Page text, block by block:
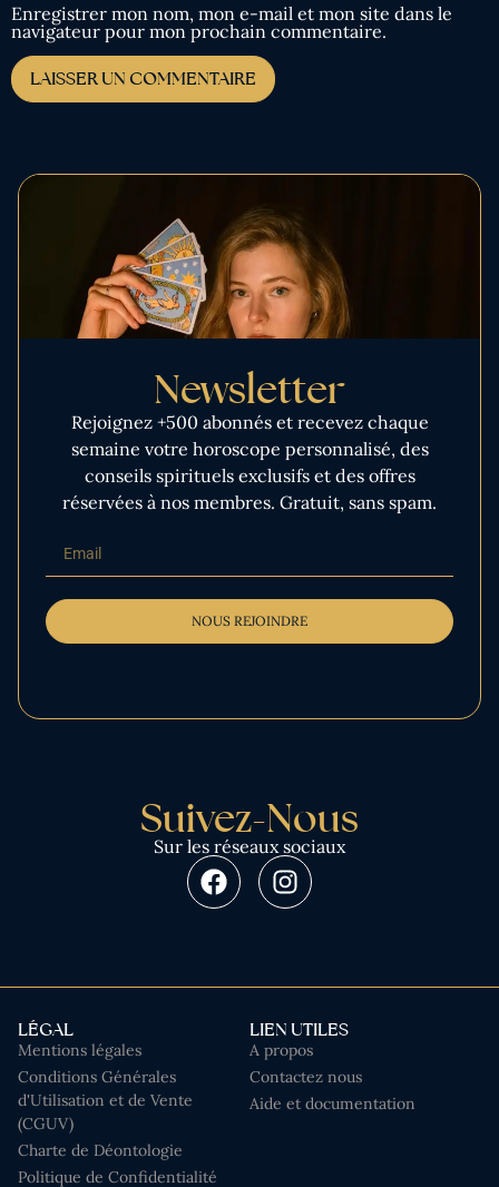
Enregistrer mon nom, mon e-mail et mon site dans le
navigateur pour mon prochain commentaire.
Newsletter
Rejoignez +500 abonnés et recevez chaque
semaine votre horoscope personnalisé, des
conseils spirituels exclusifs et des offres
réservées à nos membres. Gratuit, sans spam.
NOUS REJOINDRE
Suivez-Nous
Sur les réseaux sociaux
LÉGAL
Mentions légales
Conditions Générales
d'Utilisation et de Vente
(CGUV)
Charte de Déontologie
Politique de Confidentialité
LIEN UTILES
A propos
Contactez nous
Aide et documentation